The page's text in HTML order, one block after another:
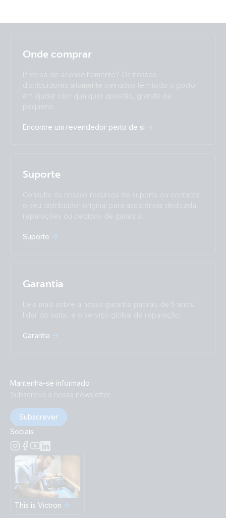
Português
Čeština
Dansk
Deutsch
English
Español
Suomalainen
Русский
Українська
中國人
I agree to receive the newsletter and accept the
Onde comprar
Precisa de aconselhamento? Os nossos
distribuidores altamente treinados têm todo o gosto
em ajudar com qualquer questão, grande ou
pequena.
Encontre um revendedor perto de si
Suporte
Consulte os nossos recursos de suporte ou contacte
o seu distribuidor original para assistência dedicada,
reparações ou pedidos de garantia.
Suporte
Garantia
Leia mais sobre a nossa garantia padrão de 5 anos,
líder do setor, e o serviço global de reparação.
Garantia
Mantenha-se informado
Subscreva a nossa newsletter
Subscrever
Sociais
This is Victron